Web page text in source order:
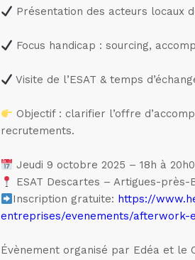
Présentation des acteurs locaux
Focus handicap : sourcing,
Visite de l’ESAT & temps
Objectif : clarifier l’offre
recrutements.
Jeudi 9 octobre 2025 – 18h à
ESAT Descartes – Artigues-près-
Inscription gratuite: https://
entreprises/evenements/afterwork-
Évènement organisé par Edéa et le